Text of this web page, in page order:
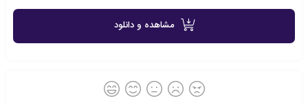
مشاهده و دانلود